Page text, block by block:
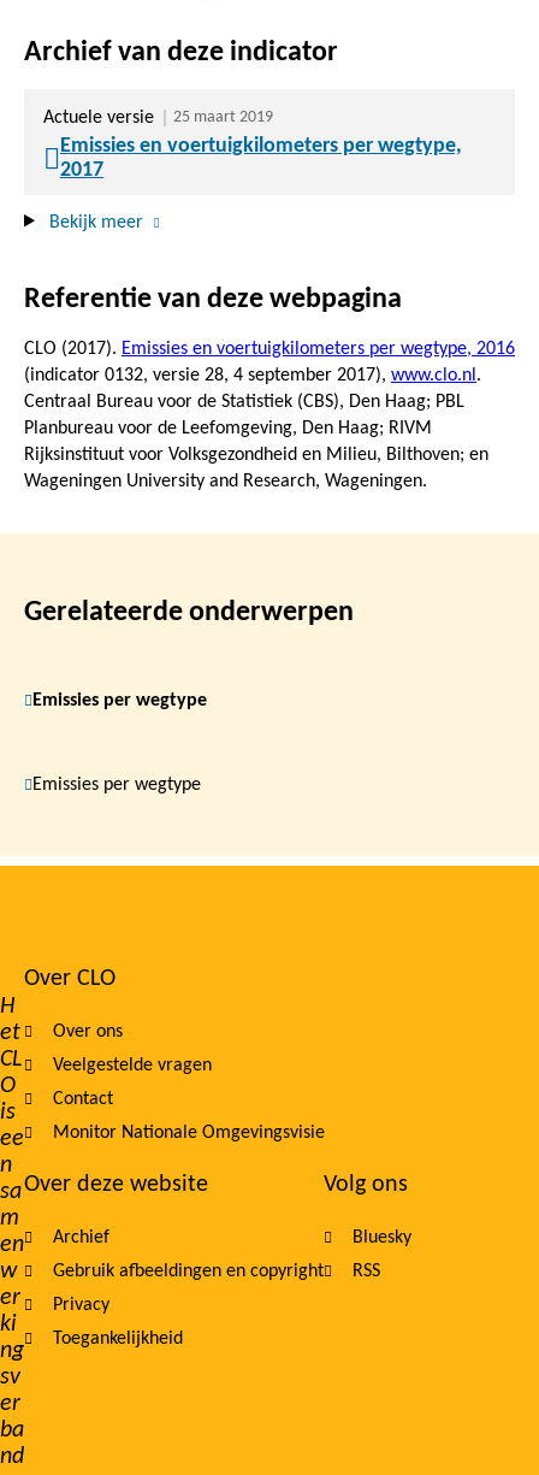
Archief van deze indicator
Actuele versie 25 maart 2019
Emissies en voertuigkilometers per wegtype,
2017
Bekijk meer
Referentie van deze webpagina
CLO (2017). Emissies en voertuigkilometers per wegtype, 2016
(indicator 0132, versie 28, 4 september 2017), www.clo.nl.
Centraal Bureau voor de Statistiek (CBS), Den Haag; PBL
Planbureau voor de Leefomgeving, Den Haag; RIVM
Rijksinstituut voor Volksgezondheid en Milieu, Bilthoven; en
Wageningen University and Research, Wageningen.
Gerelateerde onderwerpen
Emissies per wegtype
Emissies per wegtype
H
et
CL
O
is
ee
n
sa
m
en
w
er
ki
ng
sv
er
ba
nd
Footer
navigation
Over CLO
Over ons
Veelgestelde vragen
Contact
Monitor Nationale Omgevingsvisie
Over deze website
Archief
Gebruik afbeeldingen en copyright
Privacy
Toegankelijkheid
Volg ons
Bluesky
RSS